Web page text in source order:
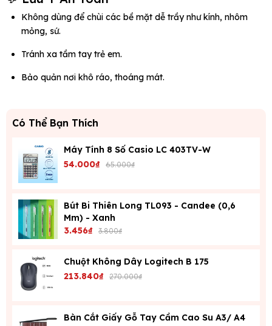
Không dùng để chùi các bề mặt dễ trầy như kính, nhôm
mỏng, sứ.
Tránh xa tầm tay trẻ em.
Bảo quản nơi khô ráo, thoáng mát.
Có Thể Bạn Thích
Máy Tính 8 Số Casio LC 403TV-W
54.000₫ 65.000₫
Bút Bi Thiên Long TL093 - Candee (0,6
Mm) - Xanh
3.456₫ 3.800₫
Chuột Không Dây Logitech B 175
213.840₫ 270.000₫
Bàn Cắt Giấy Gỗ Tay Cầm Cao Su A3/ A4